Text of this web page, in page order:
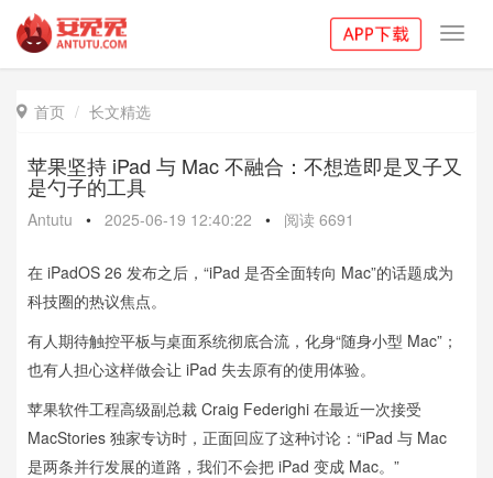
 首页 长文精选
苹果坚持 iPad 与 Mac 不融合：不想造即是叉子又
是勺子的工具
Antutu • 2025-06-19 12:40:22 • 阅读 6691
在 iPadOS 26 发布之后，“iPad 是否全面转向 Mac”的话题成为
科技圈的热议焦点。
有人期待触控平板与桌面系统彻底合流，化身“随身小型 Mac”；
也有人担心这样做会让 iPad 失去原有的使用体验。
苹果软件工程高级副总裁 Craig Federighi 在最近一次接受
MacStories 独家专访时，正面回应了这种讨论：“iPad 与 Mac
是两条并行发展的道路，我们不会把 iPad 变成 Mac。”